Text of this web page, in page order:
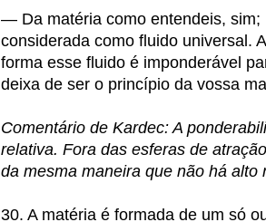
— Da matéria como entendeis, sim;
considerada como fluido universal.
forma esse fluido é imponderável
deixa de ser o princípio da vossa
Comentário de Kardec: A
relativa. Fora das esferas de
da mesma maneira que não há alto
30. A matéria é formada de um só